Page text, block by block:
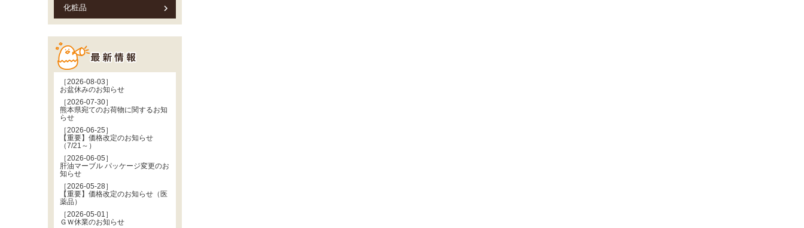
化粧品
［2026-08-03］
お盆休みのお知らせ
［2026-07-30］
熊本県宛てのお荷物に関するお知
らせ
［2026-06-25］
【重要】価格改定のお知らせ
（7/21～）
［2026-06-05］
肝油マーブル パッケージ変更のお
知らせ
［2026-05-28］
【重要】価格改定のお知らせ（医
薬品）
［2026-05-01］
ＧＷ休業のお知らせ